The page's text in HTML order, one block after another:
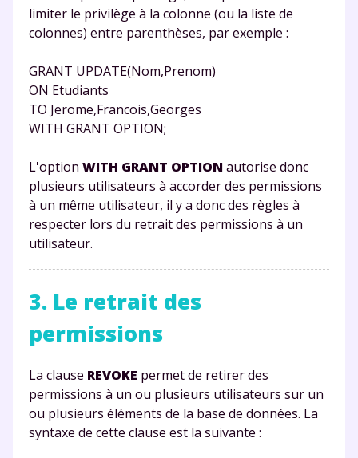
limiter le privilège à la colonne (ou la liste de
colonnes) entre parenthèses, par exemple :
GRANT UPDATE(Nom,Prenom)
ON Etudiants
TO Jerome,Francois,Georges
WITH GRANT OPTION;
L'option WITH GRANT OPTIONautorise donc
plusieurs utilisateurs à accorder des permissions
à un même utilisateur, il y a donc des règles à
respecter lors du retrait des permissions à un
utilisateur.
3. Le retrait des
permissions
La clause REVOKE permet de retirer des
permissions à un ou plusieurs utilisateurs sur un
ou plusieurs éléments de la base de données. La
syntaxe de cette clause est la suivante :